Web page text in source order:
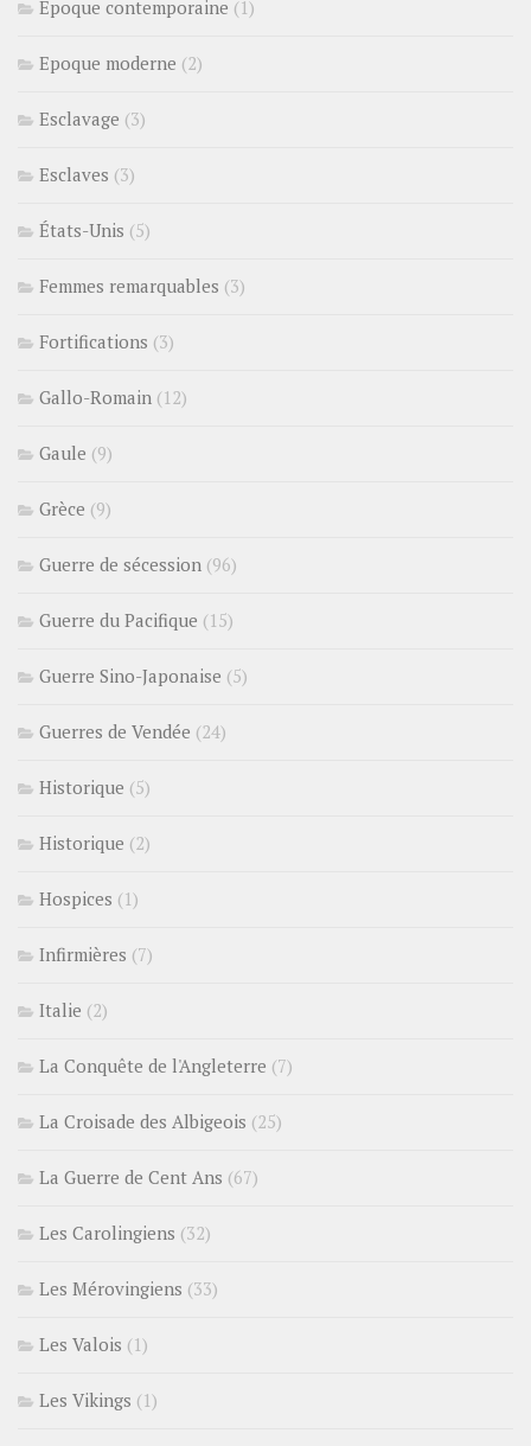
Epoque contemporaine (1)
Epoque moderne (2)
Esclavage (3)
Esclaves (3)
États-Unis (5)
Femmes remarquables (3)
Fortifications (3)
Gallo-Romain (12)
Gaule (9)
Grèce (9)
Guerre de sécession (96)
Guerre du Pacifique (15)
Guerre Sino-Japonaise (5)
Guerres de Vendée (24)
Historique (5)
Historique (2)
Hospices (1)
Infirmières (7)
Italie (2)
La Conquête de l'Angleterre (7)
La Croisade des Albigeois (25)
La Guerre de Cent Ans (67)
Les Carolingiens (32)
Les Mérovingiens (33)
Les Valois (1)
Les Vikings (1)